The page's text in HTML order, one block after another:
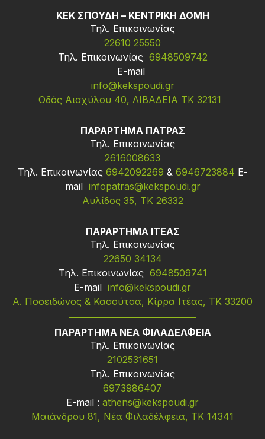
ΚΕΚ ΣΠΟΥΔΗ – ΚΕΝΤΡΙΚΗ ΔΟΜΗ
Τηλ. Επικοινωνίας
22610 25550
Τηλ. Επικοινωνίας 6948509742
Ε-mail
info@kekspoudi.gr
Οδός Αισχύλου 40, ΛΙΒΑΔΕΙΑ ΤΚ 32131
ΠΑΡΑΡΤΗΜΑ ΠΑΤΡΑΣ
Τηλ. Επικοινωνίας
2616008633
Τηλ. Επικοινωνίας 6942092269 & 6946723884 Ε-
mail infopatras@kekspoudi.gr
Αυλίδος 35, ΤΚ 26332
ΠΑΡΑΡΤΗΜΑ ΙΤΕΑΣ
Τηλ. Επικοινωνίας
22650 34134
Τηλ. Επικοινωνίας 6948509741
Ε-mail info@kekspoudi.gr
Α. Ποσειδώνος & Κασούτσα, Κίρρα Ιτέας, ΤΚ 33200
ΠΑΡΑΡΤΗΜΑ ΝΕΑ ΦΙΛΑΔΕΛΦΕΙΑ
Τηλ. Επικοινωνίας
2102531651
Τηλ. Επικοινωνίας
6973986407
Ε-mail : athens@kekspoudi.gr
Μαιάνδρου 81, Νέα Φιλαδέλφεια, ΤΚ 14341